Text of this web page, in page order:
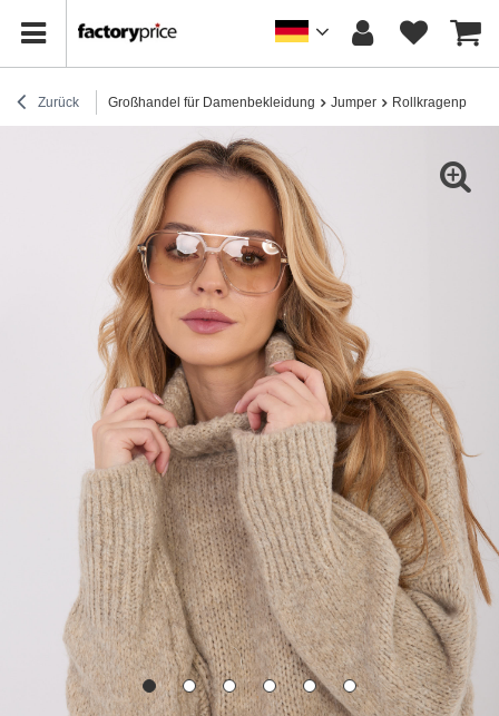
Zurück Großhandel für Damenbekleidung Jumper